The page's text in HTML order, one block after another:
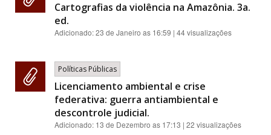
Cartografias da violência na Amazônia. 3a.
ed.
Adicionado:23 de Janeiro as 16:59 | 44 visualizações
Políticas Públicas
Licenciamento ambiental e crise
federativa: guerra antiambiental e
descontrole judicial.
Adicionado: 13 de Dezembro as 17:13 | 22 visualizações